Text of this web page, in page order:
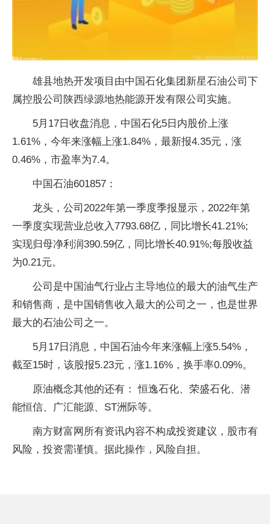
雄县地热开发项目由中国石化集团新星石油公司下
属控股公司陕西绿源地热能源开发有限公司实施。
5月17日收盘消息，中国石化5日内股价上涨
1.61%，今年来涨幅上涨1.84%，最新报4.35元，涨
0.46%，市盈率为7.4。
中国石油601857：
龙头，公司2022年第一季度季报显示，2022年第
一季度实现营业总收入7793.68亿，同比增长41.21%;
实现归母净利润390.59亿，同比增长40.91%;每股收益
为0.21元。
公司是中国油气行业占主导地位的最大的油气生产
和销售商，是中国销售收入最大的公司之一，也是世界
最大的石油公司之一。
5月17日消息，中国石油今年来涨幅上涨5.54%，
截至15时，该股报5.23元，涨1.16%，换手率0.09%。
原油概念其他的还有： 恒逸石化、荣盛石化、潜
能恒信、广汇能源、ST洲际等。
南方财富网所有资讯内容不构成投资建议，股市有
风险，投资需谨慎。据此操作，风险自担。